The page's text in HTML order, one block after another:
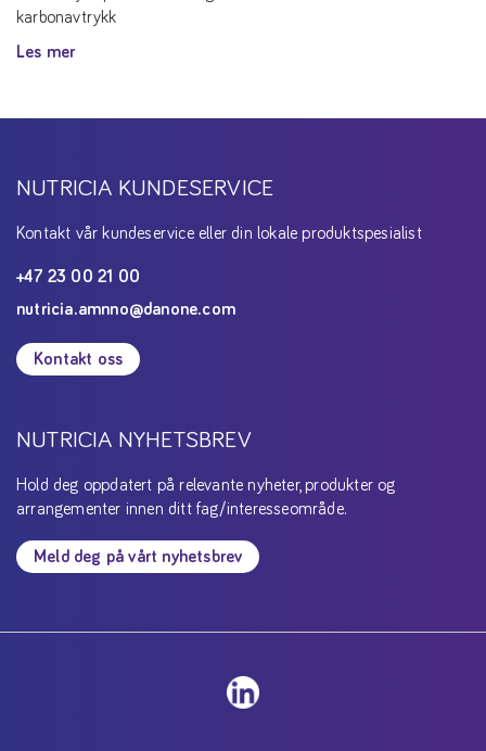
karbonavtrykk
Les mer
NUTRICIA KUNDESERVICE
Kontakt vår kundeservice eller din lokale produktspesialist
+47 23 00 21 00
nutricia.amnno@danone.com
Kontakt oss
NUTRICIA NYHETSBREV
Hold deg oppdatert på relevante nyheter, produkter og
arrangementer innen ditt fag/interesseområde.
Meld deg på vårt nyhetsbrev